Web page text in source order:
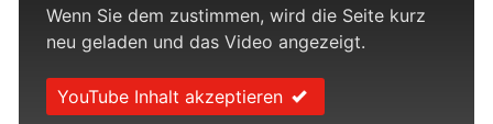
Wenn Sie dem zustimmen, wird die Seite kurz
neu geladen und das Video angezeigt.
YouTube Inhalt akzeptieren